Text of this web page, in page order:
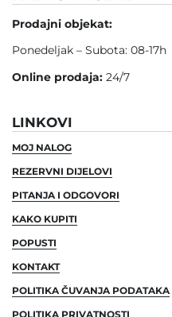
Prodajni objekat:
Ponedeljak – Subota: 08-17h
Online prodaja: 24/7
LINKOVI
MOJ NALOG
REZERVNI DIJELOVI
PITANJA I ODGOVORI
KAKO KUPITI
POPUSTI
KONTAKT
POLITIKA ČUVANJA PODATAKA
POLITIKA PRIVATNOSTI